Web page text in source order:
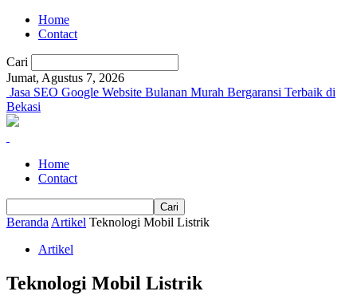
Home
Contact
Cari
Jumat, Agustus 7, 2026
Jasa SEO Google Website Bulanan Murah Bergaransi Terbaik di
Bekasi
Home
Contact
Beranda Artikel Teknologi Mobil Listrik
Artikel
Teknologi Mobil Listrik